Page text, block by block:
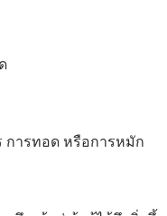
การทอด หรือการหมัก